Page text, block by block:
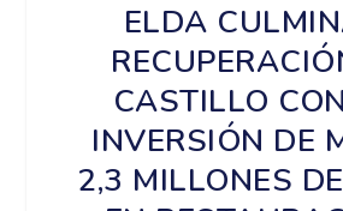
ELDA
CASTILLO
INVERSIÓN DE
2,3 MILLONES